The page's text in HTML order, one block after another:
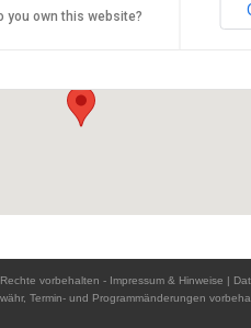
Dom St. Stephan
you own this website?
vorbehalten - Impressum & Hinweise |
Termin- und Programmänderungen